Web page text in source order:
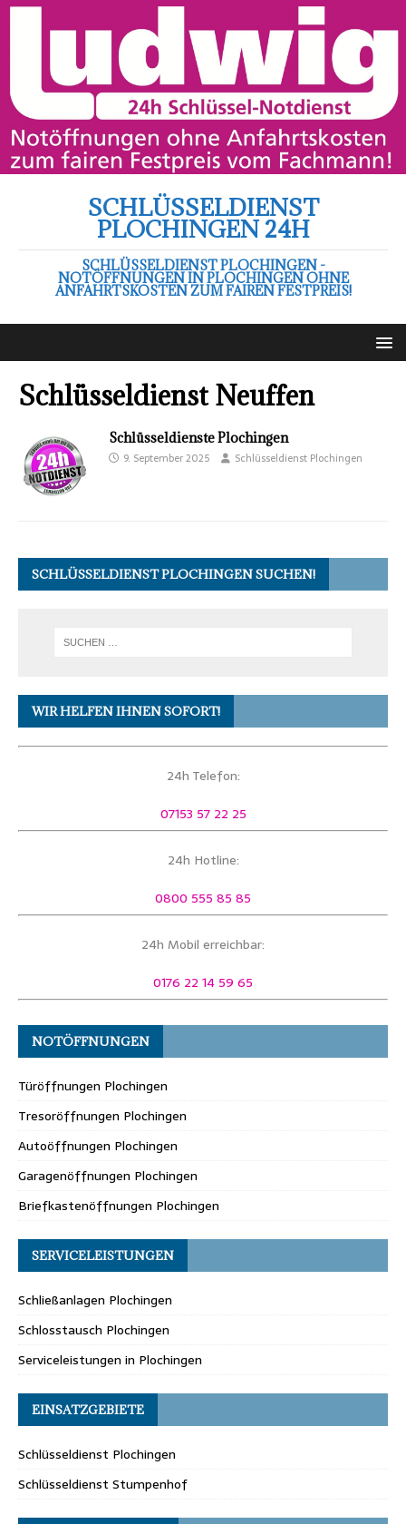
SCHLÜSSELDIENST
PLOCHINGEN 24H
SCHLÜSSELDIENST PLOCHINGEN -
NOTÖFFNUNGEN IN PLOCHINGEN OHNE
ANFAHRTSKOSTEN ZUM FAIREN FESTPREIS!
Schlüsseldienst Neuffen
Schlüsseldienste Plochingen
9. September 2025 Schlüsseldienst Plochingen
SCHLÜSSELDIENST PLOCHINGEN SUCHEN!
WIR HELFEN IHNEN SOFORT!
24h Telefon:
07153 57 22 25
24h Hotline:
0800 555 85 85
24h Mobil erreichbar:
0176 22 14 59 65
NOTÖFFNUNGEN
Türöffnungen Plochingen
Tresoröffnungen Plochingen
Autoöffnungen Plochingen
Garagenöffnungen Plochingen
Briefkastenöffnungen Plochingen
SERVICELEISTUNGEN
Schließanlagen Plochingen
Schlosstausch Plochingen
Serviceleistungen in Plochingen
EINSATZGEBIETE
Schlüsseldienst Plochingen
Schlüsseldienst Stumpenhof